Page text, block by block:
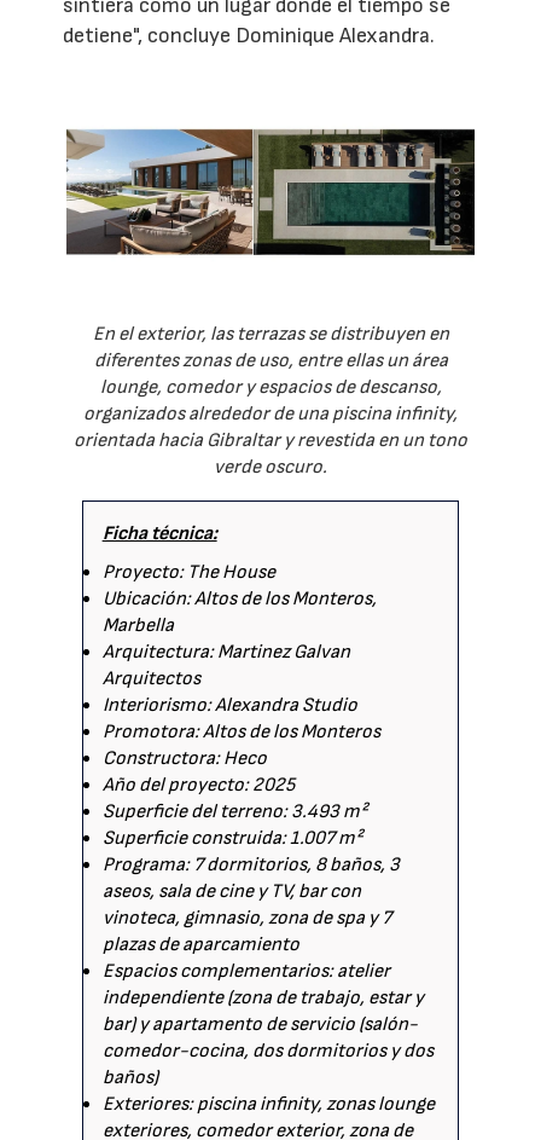
sintiera como un lugar donde el tiempo se
detiene", concluye Dominique Alexandra.
En el exterior, las terrazas se distribuyen en
diferentes zonas de uso, entre ellas un área
lounge, comedor y espacios de descanso,
organizados alrededor de una piscina infinity,
orientada hacia Gibraltar y revestida en un tono
verde oscuro.
Ficha técnica:
Proyecto: The House
Ubicación: Altos de los Monteros,
Marbella
Arquitectura: Martinez Galvan
Arquitectos
Interiorismo: Alexandra Studio
Promotora: Altos de los Monteros
Constructora: Heco
Año del proyecto: 2025
Superficie del terreno: 3.493 m²
Superficie construida: 1.007 m²
Programa: 7 dormitorios, 8 baños, 3
aseos, sala de cine y TV, bar con
vinoteca, gimnasio, zona de spa y 7
plazas de aparcamiento
Espacios complementarios: atelier
independiente (zona de trabajo, estar y
bar) y apartamento de servicio (salón-
comedor-cocina, dos dormitorios y dos
baños)
Exteriores: piscina infinity, zonas lounge
exteriores, comedor exterior, zona de